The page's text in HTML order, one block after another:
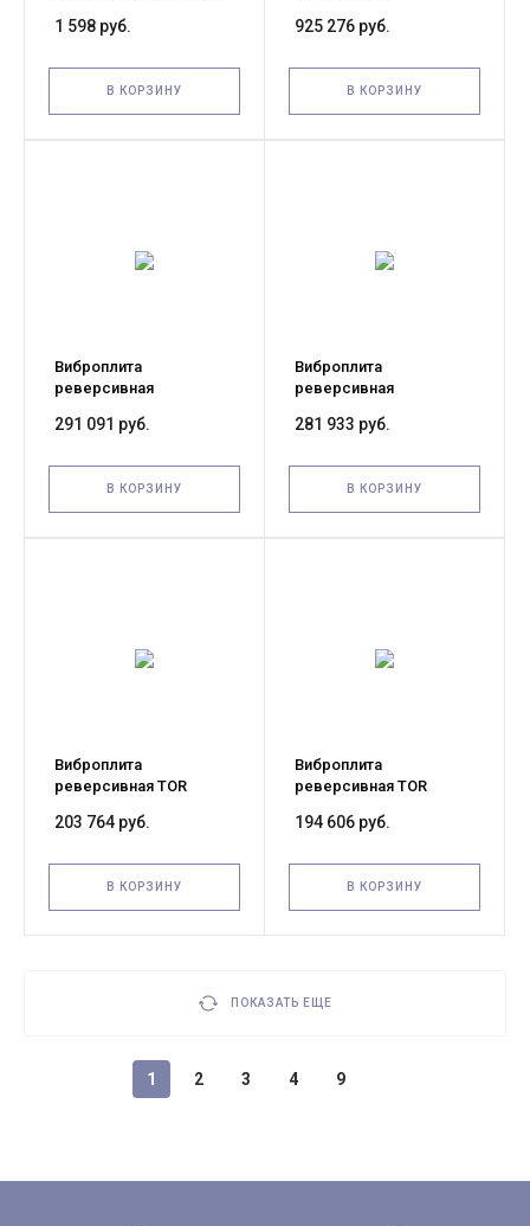
вибраторов ZТ
1 598 руб.
В КОРЗИНУ
CHR500 570кг, 60кН эл.
925 276 руб.
В КОРЗИНУ
Виброплита
реверсивная
CHR330 316кг, 40кН
291 091 руб.
В КОРЗИНУ
Виброплита
реверсивная
CHR330 300кг, 40кН
281 933 руб.
В КОРЗИНУ
Виброплита
реверсивная TOR
дизельная
203 764 руб.
В КОРЗИНУ
Виброплита
реверсивная TOR
(Loncin)
194 606 руб.
В КОРЗИНУ
ПОКАЗАТЬ ЕЩЕ
1 2 3 4 9